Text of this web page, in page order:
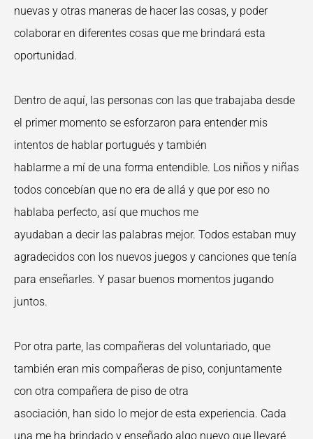
nuevas y otras maneras de hacer las cosas, y poder
colaborar en diferentes cosas que me brindará esta
oportunidad.
Dentro de aquí, las personas con las que trabajaba desde
el primer momento se esforzaron para entender mis
intentos de hablar portugués y también
hablarme a mí de una forma entendible. Los niños y niñas
todos concebían que no era de allá y que por eso no
hablaba perfecto, así que muchos me
ayudaban a decir las palabras mejor. Todos estaban muy
agradecidos con los nuevos juegos y canciones que tenía
para enseñarles. Y pasar buenos momentos jugando
juntos.
Por otra parte, las compañeras del voluntariado, que
también eran mis compañeras de piso, conjuntamente
con otra compañera de piso de otra
asociación, han sido lo mejor de esta experiencia. Cada
una me ha brindado y enseñado algo nuevo que llevaré